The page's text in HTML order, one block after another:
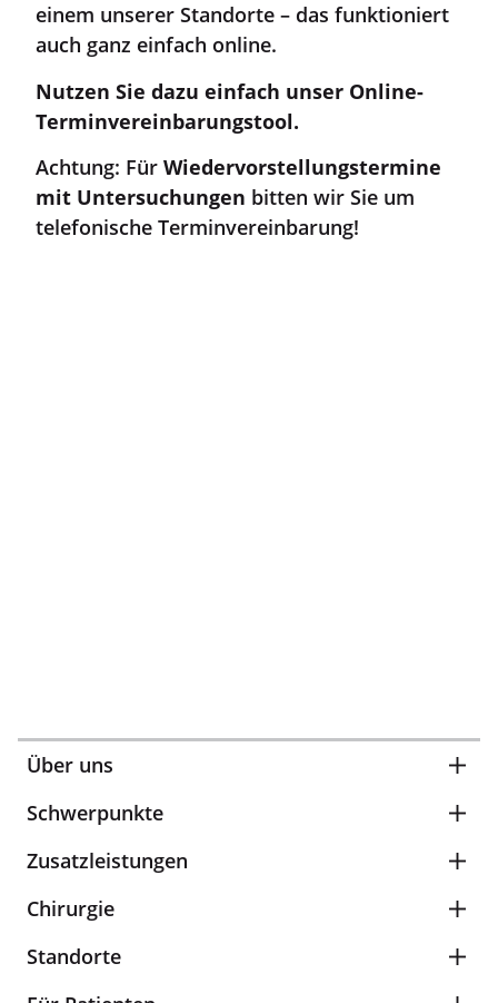
einem unserer Standorte – das funktioniert
auch ganz einfach online.
Nutzen Sie dazu einfach unser Online-
Terminvereinbarungstool.
Achtung: Für Wiedervorstellungstermine
mit Untersuchungen bitten wir Sie um
telefonische Terminvereinbarung!
Über uns
Schwerpunkte
Zusatzleistungen
Chirurgie
Standorte